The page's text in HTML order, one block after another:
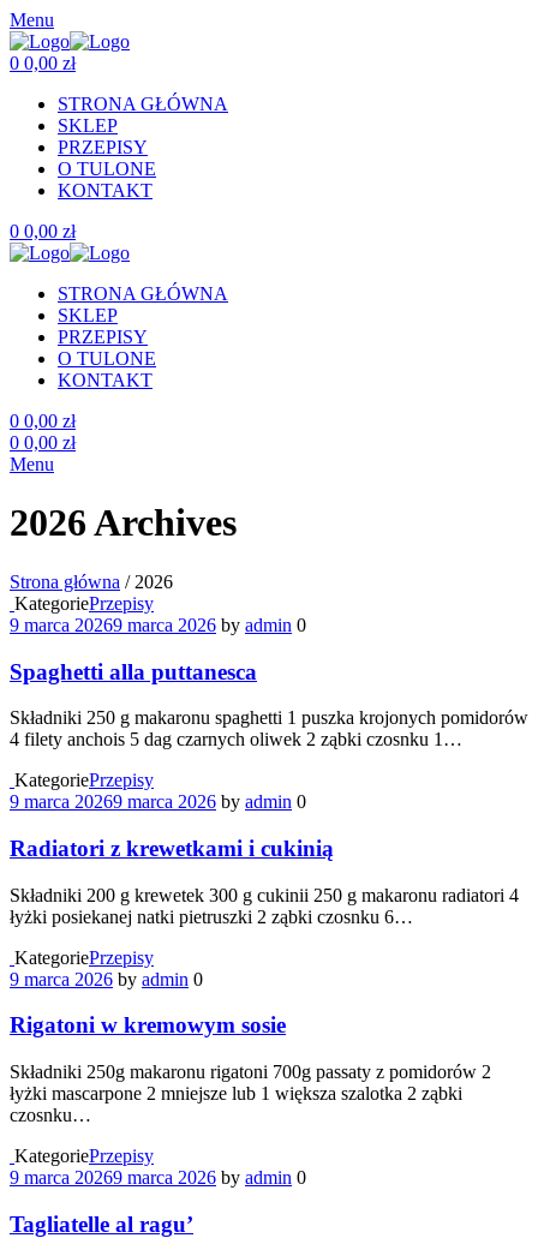
Menu
0 0,00 zł
STRONA GŁÓWNA
SKLEP
PRZEPISY
O TULONE
KONTAKT
0 0,00 zł
STRONA GŁÓWNA
SKLEP
PRZEPISY
O TULONE
KONTAKT
0 0,00 zł
0 0,00 zł
Menu
2026 Archives
Strona główna / 2026
KategoriePrzepisy
9 marca 20269 marca 2026 by admin 0
Spaghetti alla puttanesca
Składniki 250 g makaronu spaghetti 1 puszka krojonych pomidorów
4 filety anchois 5 dag czarnych oliwek 2 ząbki czosnku 1…
KategoriePrzepisy
9 marca 20269 marca 2026 by admin 0
Radiatori z krewetkami i cukinią
Składniki 200 g krewetek 300 g cukinii 250 g makaronu radiatori 4
łyżki posiekanej natki pietruszki 2 ząbki czosnku 6…
KategoriePrzepisy
9 marca 2026 by admin 0
Rigatoni w kremowym sosie
Składniki 250g makaronu rigatoni 700g passaty z pomidorów 2
łyżki mascarpone 2 mniejsze lub 1 większa szalotka 2 ząbki
czosnku…
KategoriePrzepisy
9 marca 20269 marca 2026 by admin 0
Tagliatelle al ragu’